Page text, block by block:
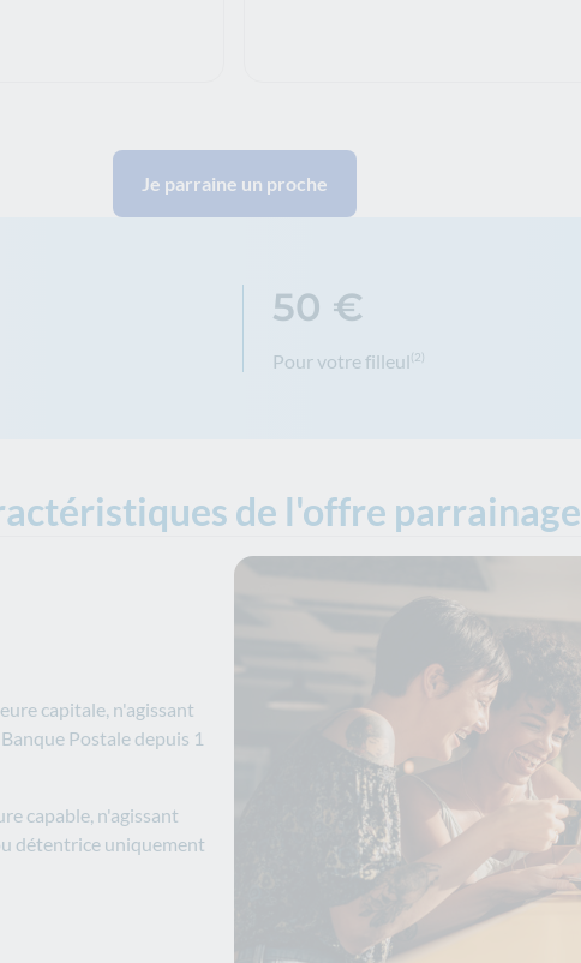
Je parraine un proche
50 €
Pour votre filleul(2)
de l'offre parrainage
capitale, n'agissant
Postale depuis 1
capable, n'agissant
détentrice uniquement